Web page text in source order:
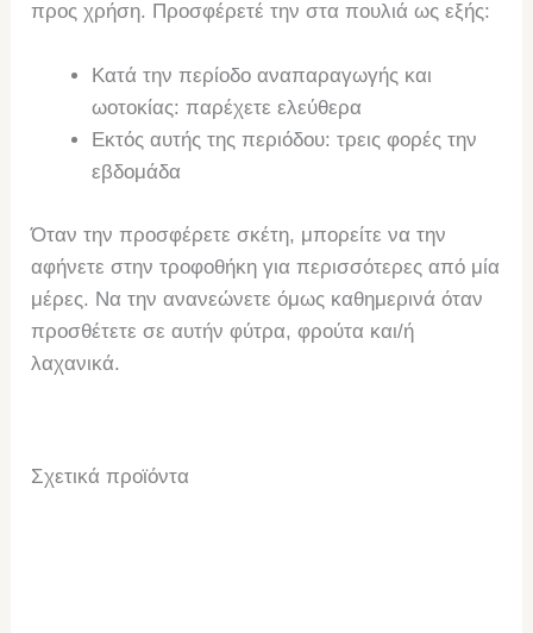
προς χρήση. Προσφέρετέ την στα πουλιά ως εξής:
Κατά την περίοδο αναπαραγωγής και
ωοτοκίας: παρέχετε ελεύθερα
Εκτός αυτής της περιόδου: τρεις φορές την
εβδομάδα
Όταν την προσφέρετε σκέτη, μπορείτε να την
αφήνετε στην τροφοθήκη για περισσότερες από μία
μέρες. Να την ανανεώνετε όμως καθημερινά όταν
προσθέτετε σε αυτήν φύτρα, φρούτα και/ή
λαχανικά.
Σχετικά προϊόντα